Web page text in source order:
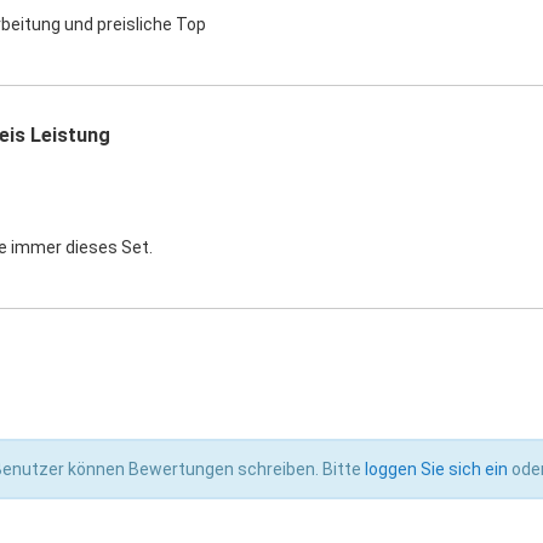
und preisliche Top
Leistung
immer dieses Set.
können Bewertungen schreiben. Bitte loggen Sie sich ein